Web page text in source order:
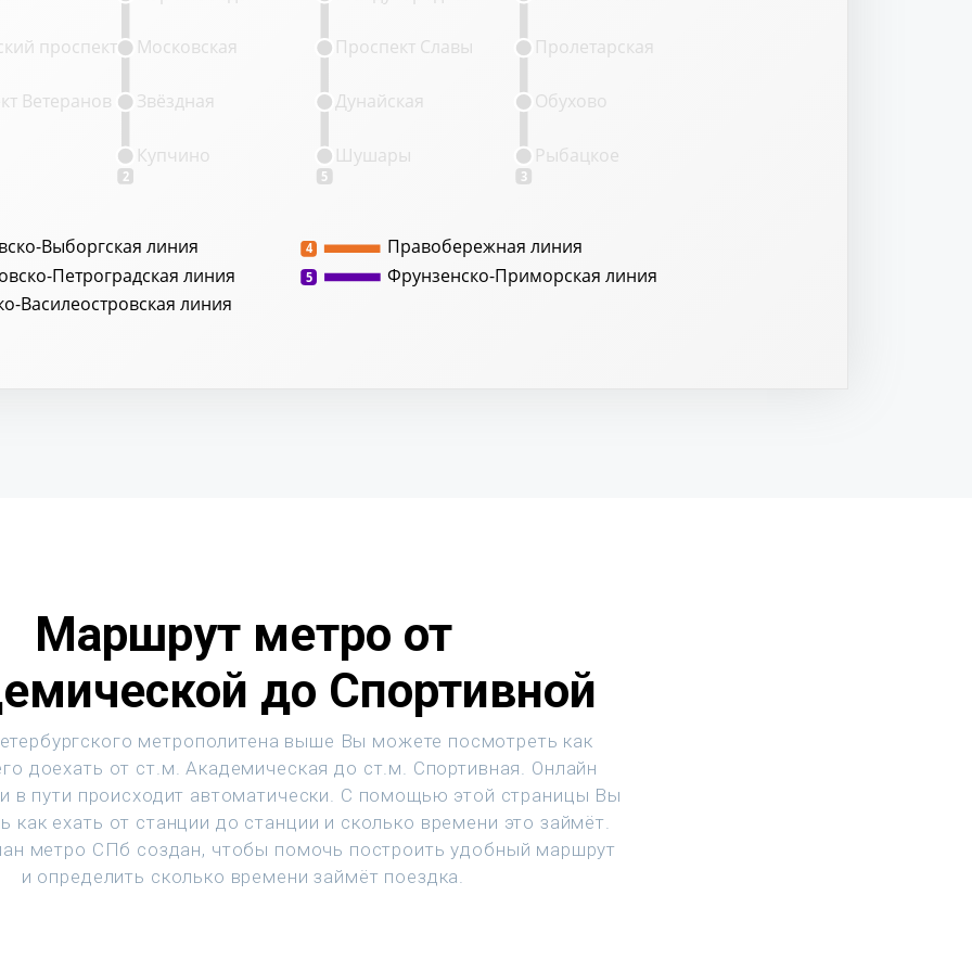
Выборгская линия
Петроградская линия
Василеостровская линия
Правобережная линия
4
Фрунзенско-Приморская линия
5
2 5 3
Ветеранов
проспект
Купчино
Звёздная
Московская
Рыбацкое
Обухово
Пролетарская
Проспект Славы
Дунайская
Шушары
Маршрут метро от
до Спортивной
метрополитена выше Вы можете посмотреть как
доехать от ст.м. Академическая до ст.м. Спортивная. Онлайн
в пути происходит автоматически. С помощью этой страницы Вы
как ехать от станции до станции и сколько времени это займёт.
метро СПб создан, чтобы помочь построить удобный маршрут
и определить сколько времени займёт поездка.